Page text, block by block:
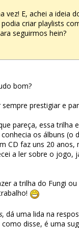
vez! E, achei a ideia
criar playlists
seguirmos hein?
bom?
prestigiar e
pareça, essa trilha
os álbuns (o
CD faz uns 20 anos,
a ler sobre o jogo,
a trilha do Fungi ou
, dá uma lida na
disse, é uma